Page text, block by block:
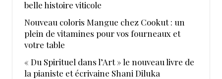
belle histoire viticole
Nouveau coloris Mangue chez Cookut : un
plein de vitamines pour vos fourneaux et
votre table
« Du Spirituel dans l’Art » le nouveau livre de
la pianiste et écrivaine Shani Diluka